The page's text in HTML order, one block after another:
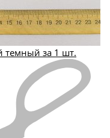
темный за 1 шт.